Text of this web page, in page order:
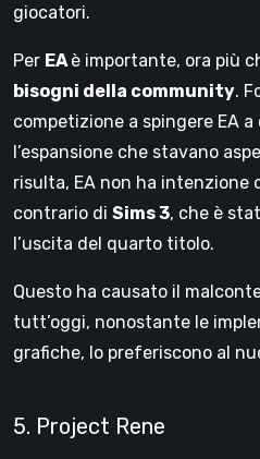
giocatori.
Per EAè importante, ora più
bisogni della community.
competizione a spingere EA
l’espansione che stavano
risulta, EA non ha intenzione
contrario di Sims 3, che è
l’uscita del quarto titolo.
Questo ha causato il
tutt’oggi, nonostante le
grafiche, lo preferiscono al
5. Project Rene